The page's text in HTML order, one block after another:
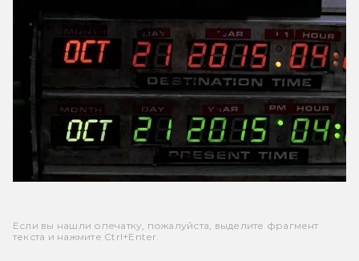
Если вы нашли опечатку, пожалуйста, выделите фрагмент
текста и нажмите Ctrl+Enter.